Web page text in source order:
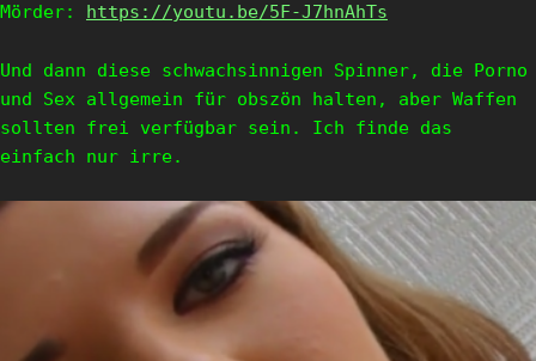
Mörder: https://youtu.be/5F-J7hnAhTs
Und dann diese schwachsinnigen Spinner, die Porno
und Sex allgemein für obszön halten, aber Waffen
sollten frei verfügbar sein. Ich finde das
einfach nur irre.